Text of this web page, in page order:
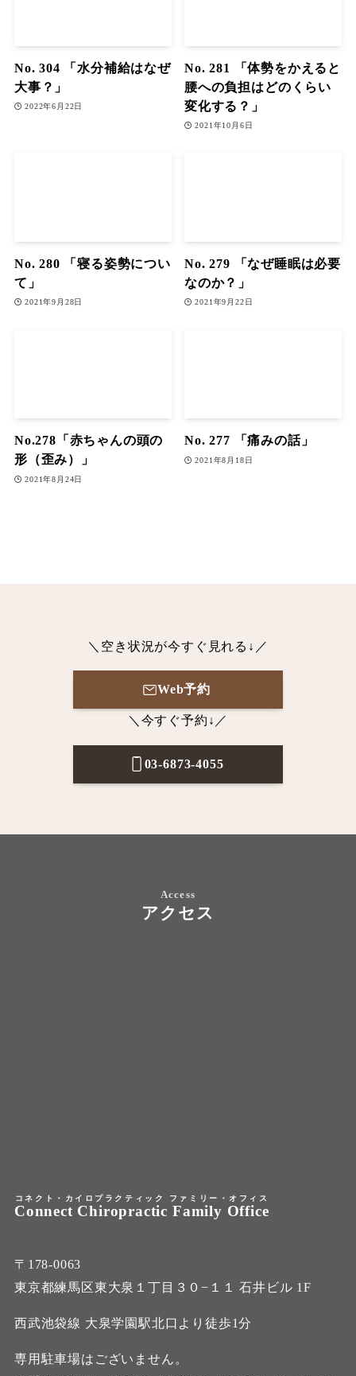
No. 304 「水分補給はなぜ
大事？」
2022年6月22日
No. 281 「体勢をかえると
腰への負担はどのくらい
変化する？」
2021年10月6日
No. 280 「寝る姿勢につい
て」
2021年9月28日
No. 279 「なぜ睡眠は必要
なのか？」
2021年9月22日
No.278「赤ちゃんの頭の
形（歪み）」
2021年8月24日
No. 277 「痛みの話」
2021年8月18日
＼空き状況が今すぐ見れる↓／
Web予約
＼今すぐ予約↓／
03-6873-4055
Access
アクセス
Connect Chiropractic Family Office
コネクト・カイロプラクティック ファミリー・オフィス
〒178-0063
東京都練馬区東大泉１丁目３０−１１ 石井ビル 1F
西武池袋線 大泉学園駅北口より徒歩1分
専用駐車場はございません。